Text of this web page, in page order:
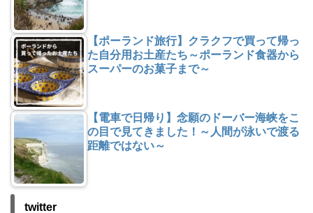
【ポーランド旅行】クラクフで買って帰っ
た自分用お土産たち～ポーランド食器から
スーパーのお菓子まで～
【電車で日帰り】念願のドーバー海峡をこ
の目で見てきました！～人間が泳いで渡る
距離ではない～
twitter